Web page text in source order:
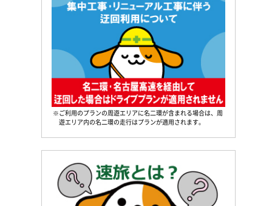
※ご利用のプランの周遊エリアに名二環が含まれる場合は、周
遊エリア内の名二環の走行はプランが適用されます。